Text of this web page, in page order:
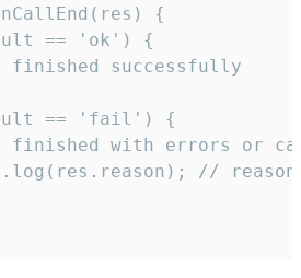
{
== 'ok') {
finished successfully
== 'fail') {
finished with errors or
//